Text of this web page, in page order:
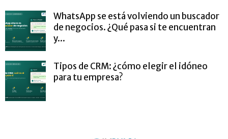
WhatsApp se está volviendo un buscador
de negocios. ¿Qué pasa si te encuentran
y...
Tipos de CRM: ¿cómo elegir el idóneo
para tu empresa?